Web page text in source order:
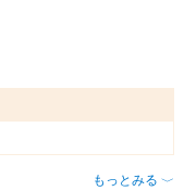
もっとみる 〈